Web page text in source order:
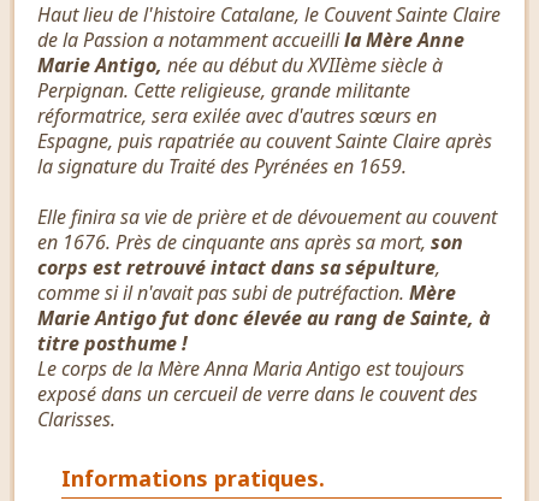
Haut lieu de l'histoire Catalane, le Couvent Sainte Claire
de la Passion a notamment accueillila Mère Anne
Marie Antigo, née au début du XVIIème siècle à
Perpignan. Cette religieuse, grande militante
réformatrice, sera exilée avec d'autres sœurs en
Espagne, puis rapatriée au couvent Sainte Claire après
la signature du Traité des Pyrénées en 1659.
Elle finira sa vie de prière et de dévouement au couvent
en 1676. Près de cinquante ans après sa mort, son
corps est retrouvé intact dans sa sépulture,
comme si il n'avait pas subi de putréfaction. Mère
Marie Antigo fut donc élevée au rang de Sainte, à
titre posthume !
Le corps de la Mère Anna Maria Antigo est toujours
exposé dans un cercueil de verre dans le couvent des
Clarisses.
Informations pratiques.